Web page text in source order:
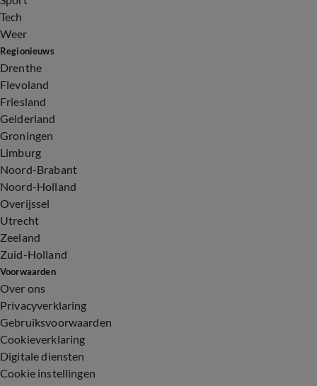
Tech
Weer
Regionieuws
Drenthe
Flevoland
Friesland
Gelderland
Groningen
Limburg
Noord-Brabant
Noord-Holland
Overijssel
Utrecht
Zeeland
Zuid-Holland
Voorwaarden
Over ons
Privacyverklaring
Gebruiksvoorwaarden
Cookieverklaring
Digitale diensten
Cookie instellingen